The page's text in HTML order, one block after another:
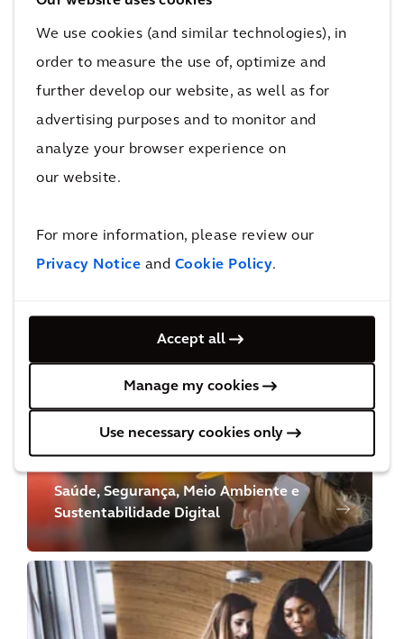
We use cookies (and similar technologies), in
order to measure the use of, optimize and
further develop our website, as well as for
advertising purposes and to monitor and
analyze your browser experience on
our website.
For more information, please review our
Privacy Notice and Cookie Policy.
Accept all
Manage my cookies
Use necessary cookies only
Gestão Comercial e de Custos
Saúde, Segurança, Meio Ambiente e
Sustentabilidade Digital